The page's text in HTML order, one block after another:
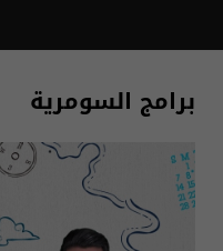
برامج السومرية